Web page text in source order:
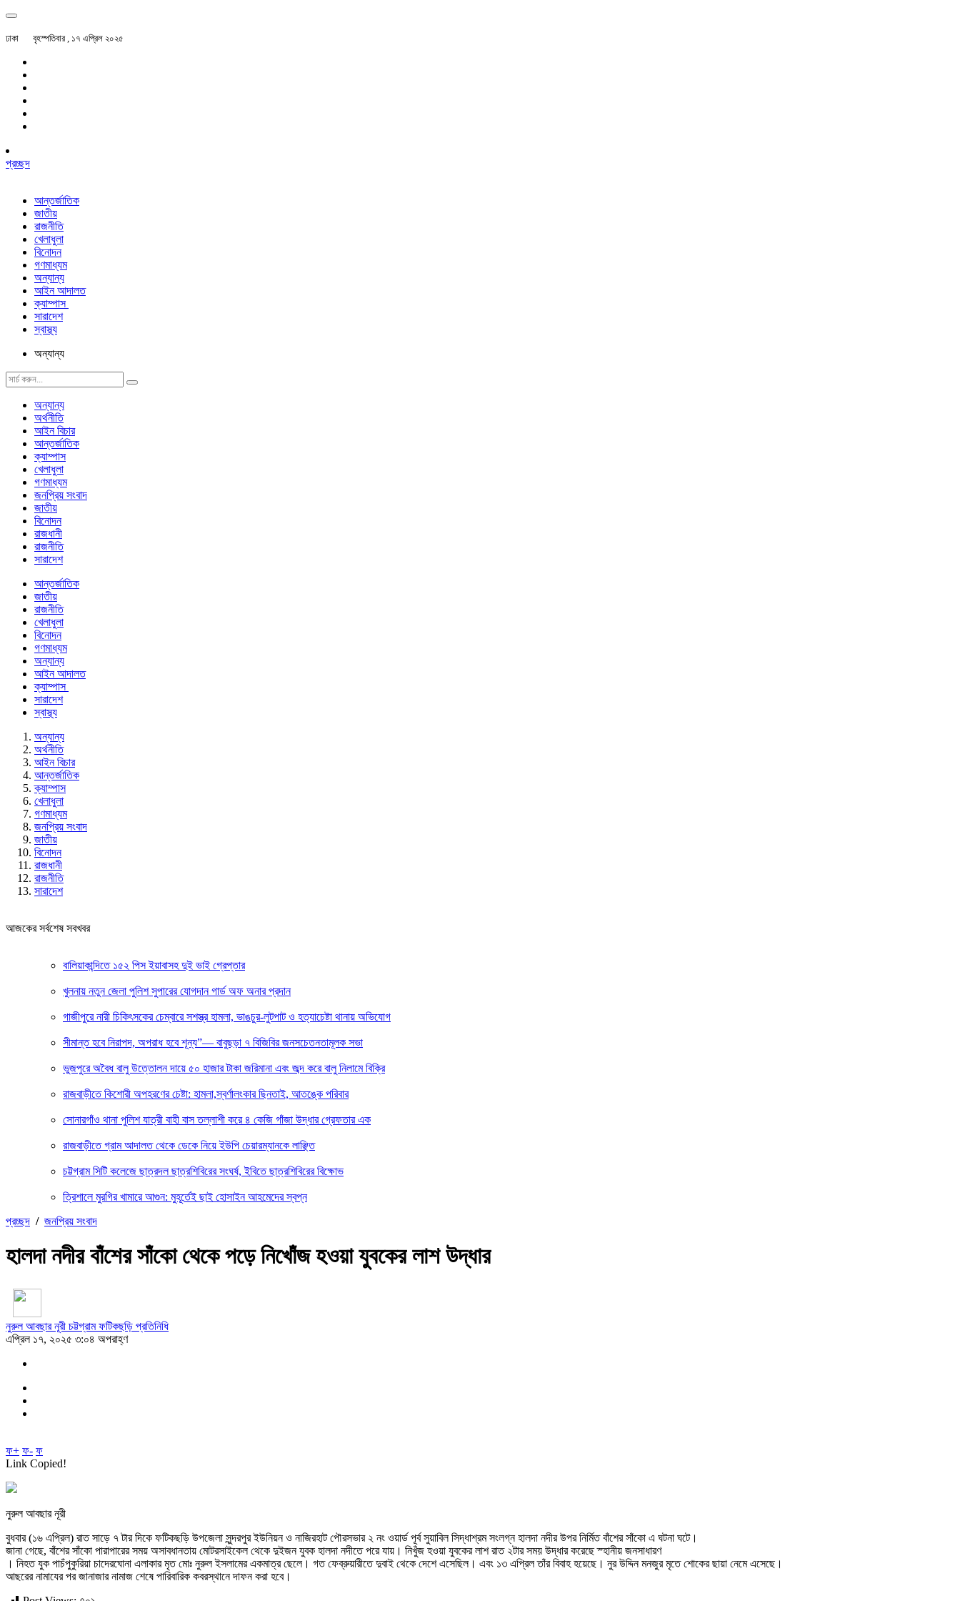
ঢাকা বৃহস্পতিবার , ১৭ এপ্রিল ২০২৫
প্রচ্ছদ
আন্তর্জাতিক
জাতীয়
রাজনীতি
খেলাধুলা
বিনোদন
গণমাধ্যম
অন্যান্য
আইন আদালত
ক্যাম্পাস
সারাদেশ
স্বাস্থ্য
অন্যান্য
অন্যান্য
অর্থনীতি
আইন বিচার
আন্তর্জাতিক
ক্যাম্পাস
খেলাধুলা
গণমাধ্যম
জনপ্রিয় সংবাদ
জাতীয়
বিনোদন
রাজধানী
রাজনীতি
সারাদেশ
আন্তর্জাতিক
জাতীয়
রাজনীতি
খেলাধুলা
বিনোদন
গণমাধ্যম
অন্যান্য
আইন আদালত
ক্যাম্পাস
সারাদেশ
স্বাস্থ্য
অন্যান্য
অর্থনীতি
আইন বিচার
আন্তর্জাতিক
ক্যাম্পাস
খেলাধুলা
গণমাধ্যম
জনপ্রিয় সংবাদ
জাতীয়
বিনোদন
রাজধানী
রাজনীতি
সারাদেশ
আজকের সর্বশেষ সবখবর
বালিয়াকান্দিতে ১৫২ পিস ইয়াবাসহ দুই ভাই গ্রেপ্তার
খুলনায় নতুন জেলা পুলিশ সুপারের যোগদান গার্ড অফ অনার প্রদান
গাজীপুরে নারী চিকিৎসকের চেম্বারে সশস্ত্র হামলা, ভাঙচুর-লুটপাট ও হত্যাচেষ্টা থানায় অভিযোগ
সীমান্ত হবে নিরাপদ, অপরাধ হবে শূন্য”— বাবুছড়া ৭ বিজিবির জনসচেতনতামূলক সভা
ভুজপুরে অবৈধ বালু উত্তোলন দায়ে ৫০ হাজার টাকা জরিমানা এবং জব্দ করে বালু নিলামে বিক্রি
রাজবাড়ীতে কিশোরী অপহরণের চেষ্টা: হামলা,স্বর্ণালংকার ছিনতাই, আতঙ্কে পরিবার
সোনারগাঁও থানা পুলিশ যাত্রী বাহী বাস তল্লাশী করে ৪ কেজি গাঁজা উদ্ধার গ্রেফতার এক
রাজবাড়ীতে গ্রাম আদালত থেকে ডেকে নিয়ে ইউপি চেয়ারম্যানকে লাঞ্ছিত
চট্টগ্রাম সিটি কলেজে ছাত্রদল ছাত্রশিবিরের সংঘর্ষ, ইবিতে ছাত্রশিবিরের বিক্ষোভ
ত্রিশালে মুরগির খামারে আগুন: মুহূর্তেই ছাই হোসাইন আহমেদের স্বপ্ন
প্রচ্ছদ / জনপ্রিয় সংবাদ
হালদা নদীর বাঁশের সাঁকো থেকে পড়ে নিখোঁজ হওয়া যুবকের লাশ উদ্ধার
নুরুল আবছার নূরী চট্টগ্রাম ফটিকছড়ি প্রতিনিধি
এপ্রিল ১৭, ২০২৫ ৩:০৪ অপরাহ্ণ
ফ+ ফ- ফ
Link Copied!
নুরুল আবছার নূরী
বুধবার (১৬ এপ্রিল) রাত সাড়ে ৭ টার দিকে ফটিকছড়ি উপজেলা সুন্দরপুর ইউনিয়ন ও নাজিরহাট পৌরসভার ২ নং ওয়ার্ড পূর্ব সুয়াবিল সিদ্ধাশ্রম সংলগ্ন হালদা নদীর উপর নির্মিত বাঁশের সাঁকো এ ঘটনা ঘটে।
জানা গেছে, বাঁশের সাঁকো পারাপারের সময় অসাবধানতায় মোটরসাইকেল থেকে দুইজন যুবক হালদা নদীতে পরে যায়। নিখুঁজ হওয়া যুবকের লাশ রাত ২টার সময় উদ্ধার করেছে স্হানীয় জনসাধারণ
। নিহত যুক পাচঁপুকুরিয়া চাদেরঘোনা এলাকার মৃত মোঃ নুরুল ইসলামের একমাত্র ছেলে। গত ফেব্রুয়ারীতে দুবাই থেকে দেশে এসেছিল। এবং ১৩ এপ্রিল তাঁর বিবাহ হয়েছে। নুর উদ্দিন মনজুর মৃতে শোকের ছায়া নেমে এসেছে।
আছরের নামাযের পর জানাজার নামাজ শেষে পারিবারিক কবরস্থানে দাফন করা হবে।